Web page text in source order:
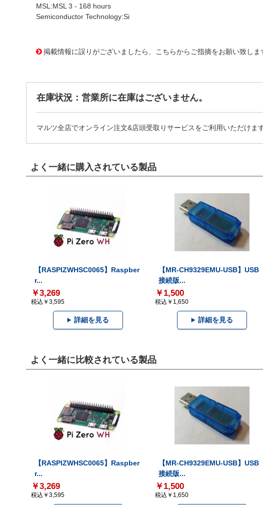
MSL:MSL 3 - 168 hours
Semiconductor Technology:Si
掲載情報に誤りがございましたら、こちらからご指摘をお願い致しま
在庫状況：営業所に在庫はございません。
マルツ全店でオンライン注文&店頭受取りサービスをご利用いただけます
よく一緒に購入されている製品
【RASPIZWHSC0065】Raspber
r...
￥3,269
税込￥3,595
詳細を見る
【MR-CH9329EMU-USB】USB
接続版...
￥1,500
税込￥1,650
詳細を見る
よく一緒に比較されている製品
【RASPIZWHSC0065】Raspber
r...
￥3,269
税込￥3,595
【MR-CH9329EMU-USB】USB
接続版...
￥1,500
税込￥1,650